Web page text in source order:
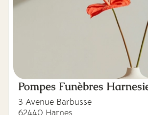
Pompes Funèbres
3 Avenue Barbusse
62440 Harnes